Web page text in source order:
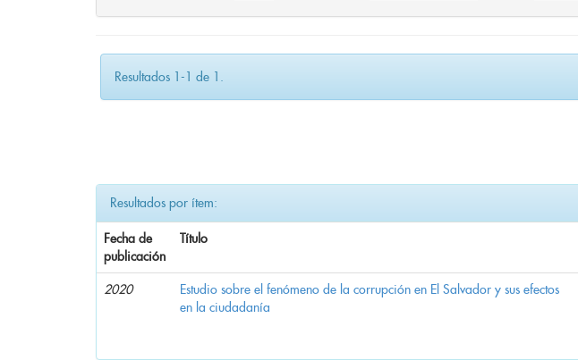
Resultados 1-1 de 1.
Resultados por ítem:
Fecha de
publicación
Título
2020
Estudio sobre el fenómeno de la corrupción en El Salvador y sus efectos
en la ciudadanía